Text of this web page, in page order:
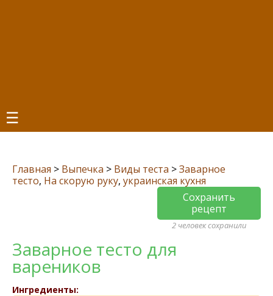
☰
Главная > Выпечка > Виды теста >Заварное
тесто, На скорую руку, украинская кухня
Сохранить
рецепт
2 человек сохранили
Заварноe тeсто для
варeников
Ингредиенты: